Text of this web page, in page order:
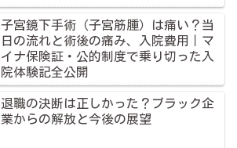
子宮鏡下手術（子宮筋腫）は痛い？当
日の流れと術後の痛み、入院費用｜マ
イナ保険証・公的制度で乗り切った入
院体験記全公開
退職の決断は正しかった？ブラック企
業からの解放と今後の展望